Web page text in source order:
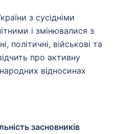
з сусідніми
і змінювалися з
політичні, військові та
про активну
відносинах
засновників